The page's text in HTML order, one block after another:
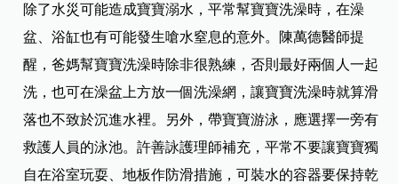
除了水災可能造成寶寶溺水，平常幫寶寶洗澡時，在澡
盆、浴缸也有可能發生嗆水窒息的意外。陳萬德醫師提
醒，爸媽幫寶寶洗澡時除非很熟練，否則最好兩個人一起
洗，也可在澡盆上方放一個洗澡網，讓寶寶洗澡時就算滑
落也不致於沉進水裡。另外，帶寶寶游泳，應選擇一旁有
救護人員的泳池。許善詠護理師補充，平常不要讓寶寶獨
自在浴室玩耍、地板作防滑措施，可裝水的容器要保持乾